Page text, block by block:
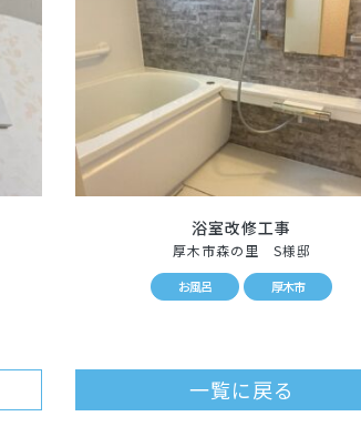
浴室改修工事
厚木市森の里 S様邸
お風呂 厚木市
一覧に戻る